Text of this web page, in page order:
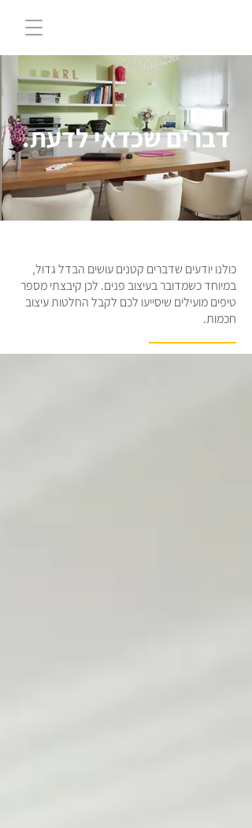
דברים שכדאי לדעת.
כולנו יודעים שדברים קטנים עושים הבדל גדול,
במיוחד כשמדובר בעיצוב פנים. לכן קיבצתי מספר
טיפים מועילים שיסייעו לכם לקבל החלטות עיצוב
חכמות.